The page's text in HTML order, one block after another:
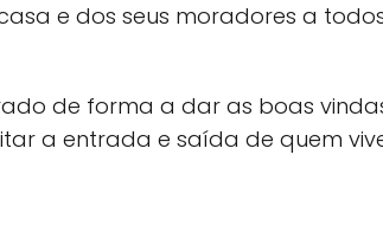
e dos seus moradores a
de forma a dar as boas
a entrada e saída de quem